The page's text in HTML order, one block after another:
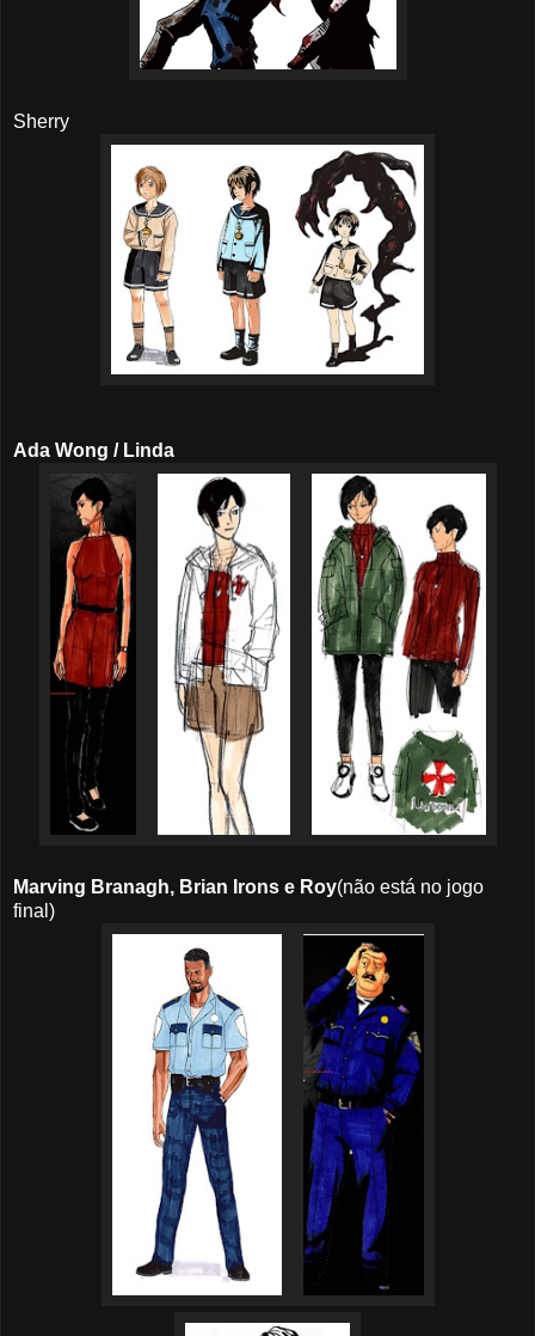
Sherry
Ada Wong / Linda
Marving Branagh, Brian Irons e Roy(não está no jogo
final)